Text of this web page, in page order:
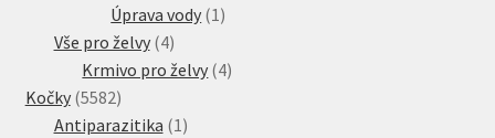
produkt
Úprava vody 1 1
Vše pro želvy 44
produkty
Krmivo pro želvy 44
Kočky 55825582
produktů
Antiparazitika 1 1